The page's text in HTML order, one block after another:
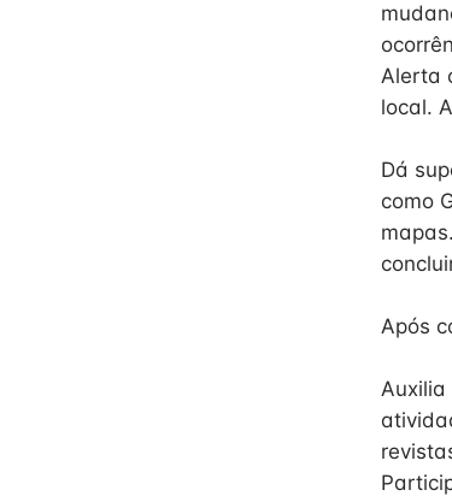
Alerta
local.
Dá
como
Após
Auxilia